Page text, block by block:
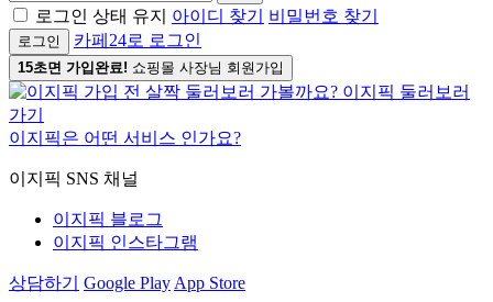
로그인 상태 유지 아이디 찾기 비밀번호 찾기
로그인 카페24로 로그인
15초면 가입완료! 쇼핑몰 사장님 회원가입
이지픽은 어떤 서비스 인가요?
이지픽 SNS 채널
이지픽 블로그
이지픽 인스타그램
상담하기 Google Play App Store